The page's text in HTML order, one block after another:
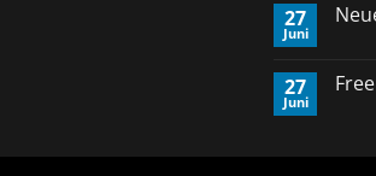
Simon
T.
27
Juni
Neue
27
Juni
Free